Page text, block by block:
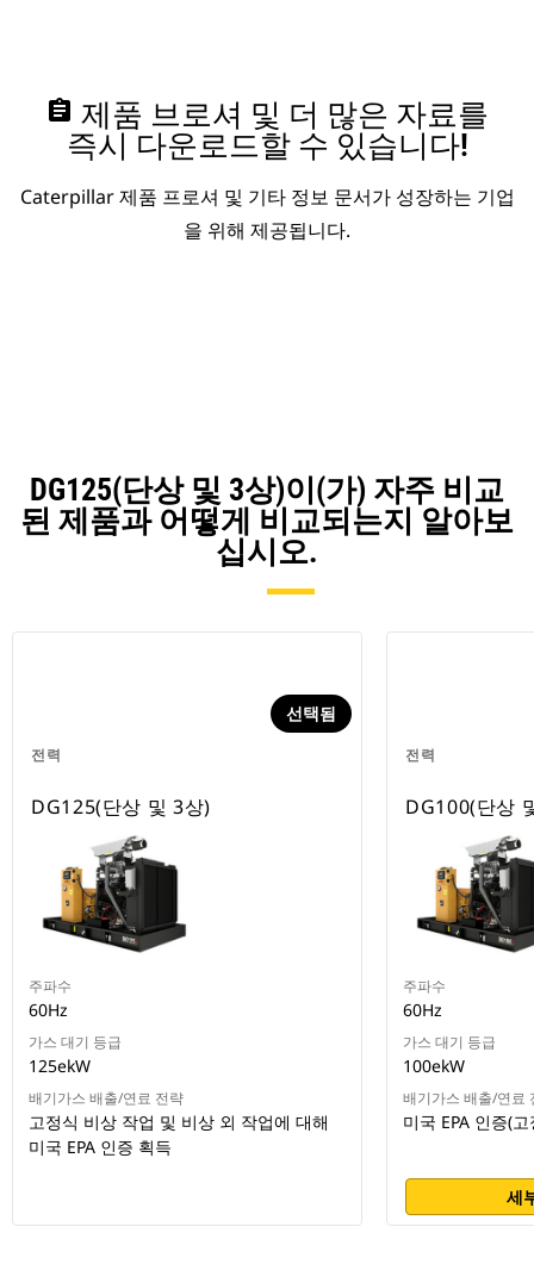
assignment 제품 브로셔 및 더 많은 자료를
즉시 다운로드할 수 있습니다!
Caterpillar 제품 프로셔 및 기타 정보 문서가 성장하는 기업
을 위해 제공됩니다.
DG125(단상 및 3상)이(가) 자주 비교
된 제품과 어떻게 비교되는지 알아보
십시오.
전력
선택됨
DG125(단상 및 3상)
주파수
60Hz
가스 대기 등급
125ekW
배기가스 배출/연료 전략
고정식 비상 작업 및 비상 외 작업에 대해
미국 EPA 인증 획득
전력
DG100(단상
주파수
60Hz
가스 대기 등급
100ekW
배기가스 배출/연료
미국 EPA 인증(
세